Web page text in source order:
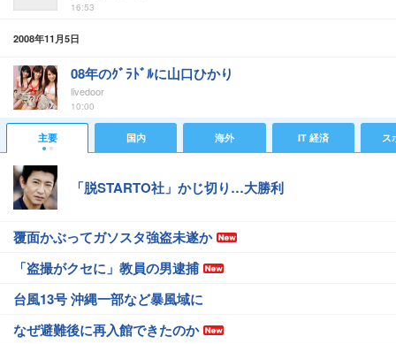
16:53
2008年11月5日
08年のｸﾞﾗﾄﾞﾙに山口ひかり
livedoor
10:00
主要 国内 海外 IT 経済 ス
「脱STARTO社」かじ切り…大勝利
覆面かぶってガソスタ強盗未遂か
「盗撮がクセに」教員の男逮捕
台風13号 沖縄一部など暴風域に
なぜ避難後に再入館できたのか